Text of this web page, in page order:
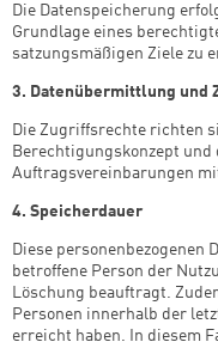
Die Datenspeicherung
Grundlage eines
satzungsmäßigen Ziele zu
3. Datenübermittlung und
Die Zugriffsrechte richten
Berechtigungskonzept
Auftragsvereinbarungen
4. Speicherdauer
Diese personenbezogenen
betroffene Person der
Löschung beauftragt.
Personen innerhalb der
erreicht haben. In diesem